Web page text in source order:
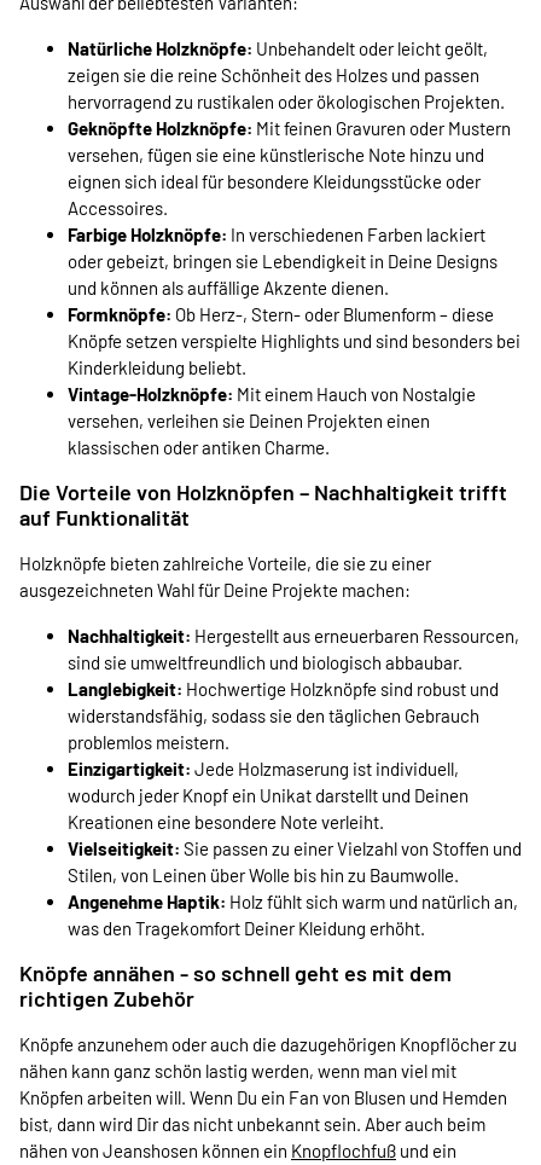
Natürliche Holzknöpfe: Unbehandelt oder leicht geölt,
zeigen sie die reine Schönheit des Holzes und passen
hervorragend zu rustikalen oder ökologischen Projekten.
Geknöpfte Holzknöpfe: Mit feinen Gravuren oder Mustern
versehen, fügen sie eine künstlerische Note hinzu und
eignen sich ideal für besondere Kleidungsstücke oder
Accessoires.
Farbige Holzknöpfe: In verschiedenen Farben lackiert
oder gebeizt, bringen sie Lebendigkeit in Deine Designs
und können als auffällige Akzente dienen.
Formknöpfe: Ob Herz-, Stern- oder Blumenform – diese
Knöpfe setzen verspielte Highlights und sind besonders bei
Kinderkleidung beliebt.
Vintage-Holzknöpfe: Mit einem Hauch von Nostalgie
versehen, verleihen sie Deinen Projekten einen
klassischen oder antiken Charme.
Die Vorteile von Holzknöpfen – Nachhaltigkeit trifft
auf Funktionalität
Holzknöpfe bieten zahlreiche Vorteile, die sie zu einer
ausgezeichneten Wahl für Deine Projekte machen:
Nachhaltigkeit: Hergestellt aus erneuerbaren Ressourcen,
sind sie umweltfreundlich und biologisch abbaubar.
Langlebigkeit: Hochwertige Holzknöpfe sind robust und
widerstandsfähig, sodass sie den täglichen Gebrauch
problemlos meistern.
Einzigartigkeit: Jede Holzmaserung ist individuell,
wodurch jeder Knopf ein Unikat darstellt und Deinen
Kreationen eine besondere Note verleiht.
Vielseitigkeit: Sie passen zu einer Vielzahl von Stoffen und
Stilen, von Leinen über Wolle bis hin zu Baumwolle.
Angenehme Haptik: Holz fühlt sich warm und natürlich an,
was den Tragekomfort Deiner Kleidung erhöht.
Knöpfe annähen - so schnell geht es mit dem
richtigen Zubehör
Knöpfe anzunehem oder auch die dazugehörigen Knopflöcher zu
nähen kann ganz schön lastig werden, wenn man viel mit
Knöpfen arbeiten will. Wenn Du ein Fan von Blusen und Hemden
bist, dann wird Dir das nicht unbekannt sein. Aber auch beim
nähen von Jeanshosen können ein Knopflochfuß und ein